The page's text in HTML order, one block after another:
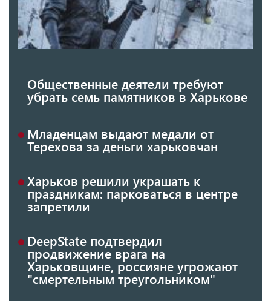
Общественные деятели требуют
убрать семь памятников в Харькове
Младенцам выдают медали от
Терехова за деньги харьковчан
Харьков решили украшать к
праздникам: парковаться в центре
запретили
DeepState подтвердил
продвижение врага на
Харьковщине, россияне угрожают
"смертельным треугольником"